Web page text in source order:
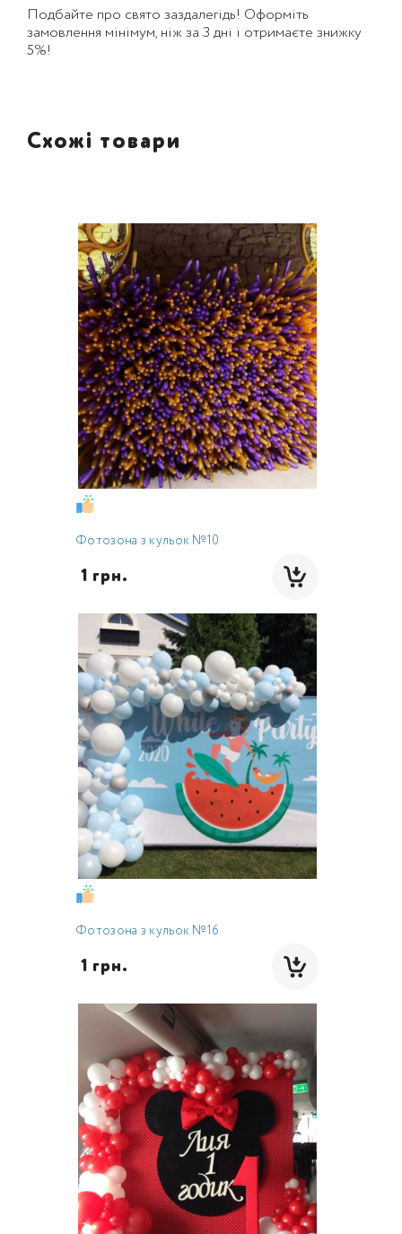
Подбайте про свято заздалегідь! Оформіть
замовлення мінімум, ніж за 3 дні і отримаєте знижку
5%!
Схожі товари
Фотозона з кульок №10
1 грн.
Фотозона з кульок №16
1 грн.